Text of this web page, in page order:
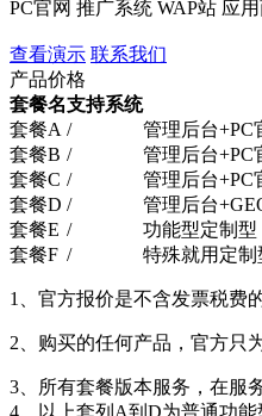
PC官网 推广系统 WAP站 应
查看演示 联系我们
产品价格
套餐名支持系统
套餐A / 管理后台+PC
套餐B / 管理后台+PC
套餐C / 管理后台+PC
套餐D / 管理后台
套餐E / 功能型定制型
套餐F / 特殊就用定制
1、官方报价是不含发票税费
2、购买的任何产品，官方只
3、所有套餐版本服务，在服
4、以上套列A到D为普通功